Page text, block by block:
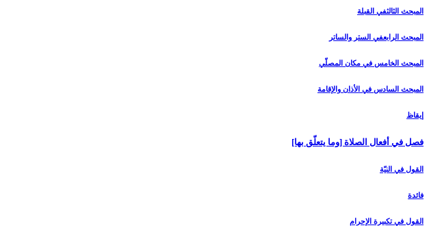
المبحث الثالث‏في القبلة
المبحث الرابع‏في الستر والساتر
المبحث الخامس ‏في مكان المصلّي‏
المبحث السادس‏ في الأذان والإقامة
إيقاظ
فصل في أفعال الصلاة [وما يتعلّق بها]
القول في النيّة
فائدة
القول في تكبيرة الإحرام‏